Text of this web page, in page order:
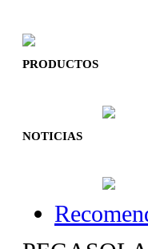
PRODUCTOS
NOTICIAS